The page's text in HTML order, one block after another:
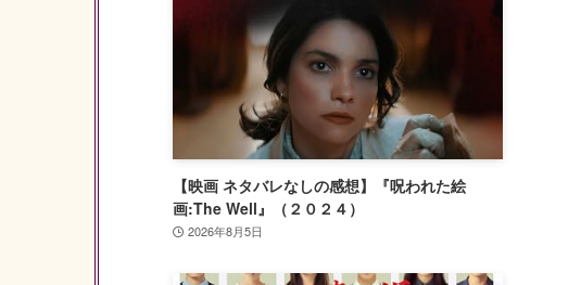
【映画 ネタバレなしの感想】『呪われた絵
画:The Well』（２０２４）
2026年8月5日